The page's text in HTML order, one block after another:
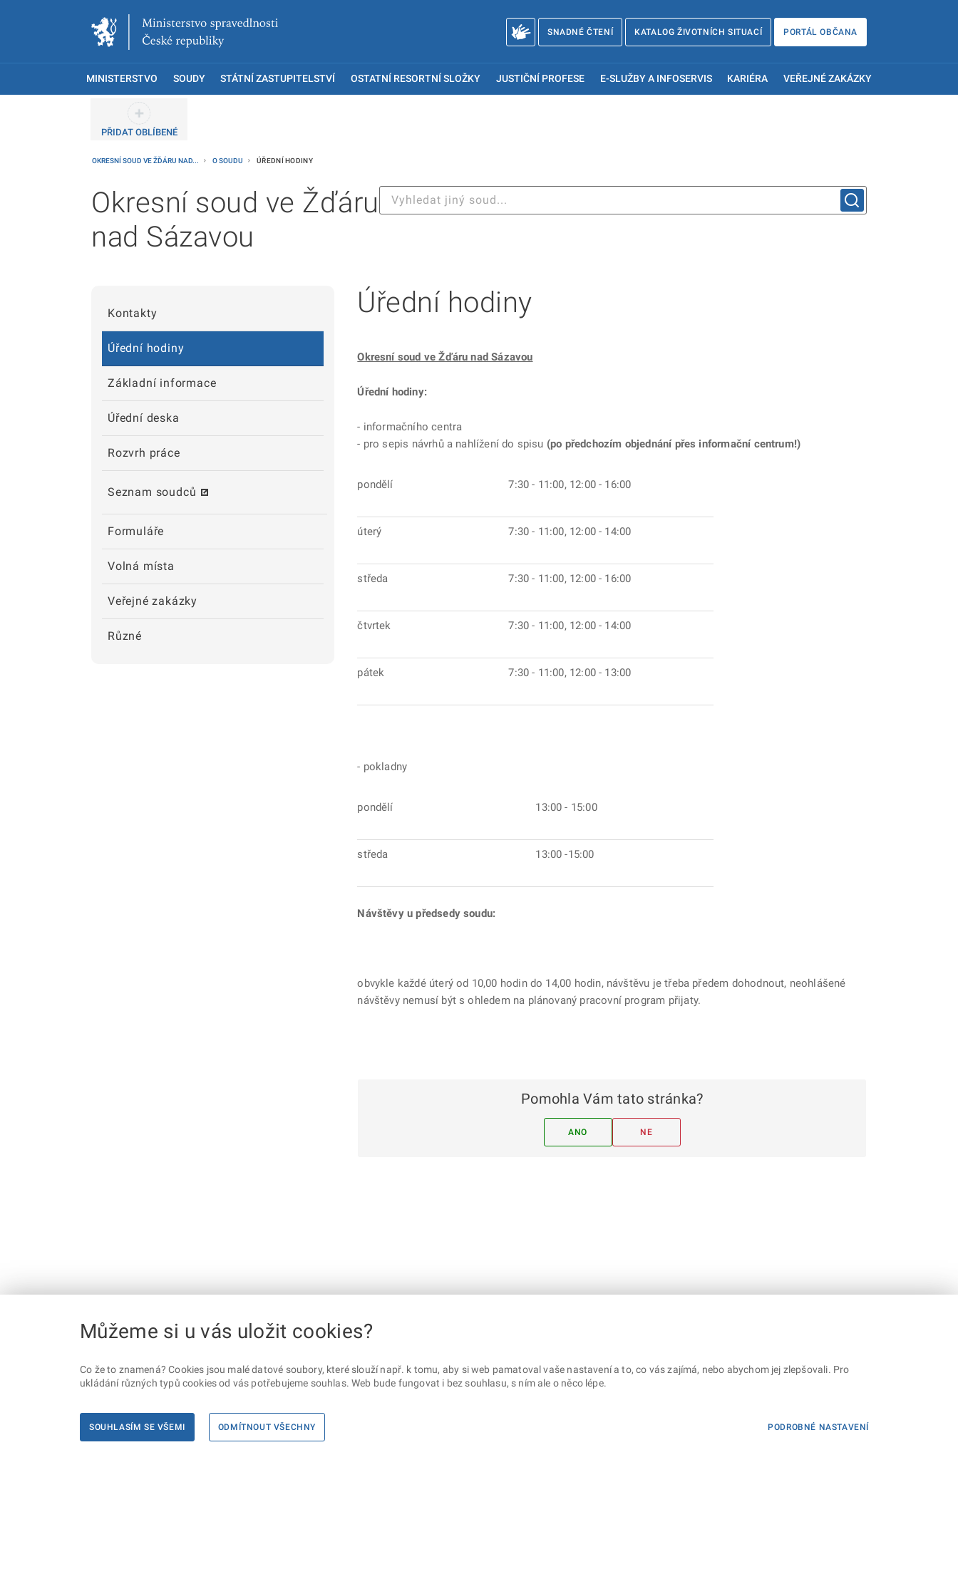
SNADNÉ ČTENÍ KATALOG ŽIVOTNÍCH SITUACÍ PORTÁL OBČANA
MINISTERSTVO SOUDY STÁTNÍ ZASTUPITELSTVÍ OSTATNÍ RESORTNÍ SLOŽKY JUSTIČNÍ PROFESE E-SLUŽBY A INFOSERVIS KARIÉRA VEŘEJNÉ ZAKÁZKY
PŘIDAT OBLÍBENÉ
OKRESNÍ SOUD VE ŽĎÁRU NAD... O SOUDU ÚŘEDNÍ HODINY
Okresní soud ve Žďáru
nad Sázavou
Kontakty
Úřední hodiny
Základní informace
Úřední deska
Rozvrh práce
Seznam soudců
Formuláře
Volná místa
Veřejné zakázky
Různé
Úřední hodiny
Okresní soud ve Žďáru nad Sázavou
Úřední hodiny:
- informačního centra
- pro sepis návrhů a nahlížení do spisu (po předchozím objednání přes informační centrum!)
pondělí 7:30 - 11:00, 12:00 - 16:00
úterý 7:30 - 11:00, 12:00 - 14:00
středa 7:30 - 11:00, 12:00 - 16:00
čtvrtek 7:30 - 11:00, 12:00 - 14:00
pátek 7:30 - 11:00, 12:00 - 13:00
- pokladny
pondělí 13:00 - 15:00
středa 13:00 -15:00
Návštěvy u předsedy soudu:
obvykle každé úterý od 10,00 hodin do 14,00 hodin, návštěvu je třeba předem dohodnout, neohlášené
návštěvy nemusí být s ohledem na plánovaný pracovní program přijaty.
Pomohla Vám tato stránka?
ANO NE
Můžeme si u vás uložit cookies?
Co že to znamená? Cookies jsou malé datové soubory, které slouží např. k tomu, aby si web pamatoval vaše nastavení a to, co vás zajímá, nebo abychom jej zlepšovali. Pro
ukládání různých typů cookies od vás potřebujeme souhlas. Web bude fungovat i bez souhlasu, s ním ale o něco lépe.
SOUHLASÍM SE VŠEMI ODMÍTNOUT VŠECHNY PODROBNÉ NASTAVENÍ